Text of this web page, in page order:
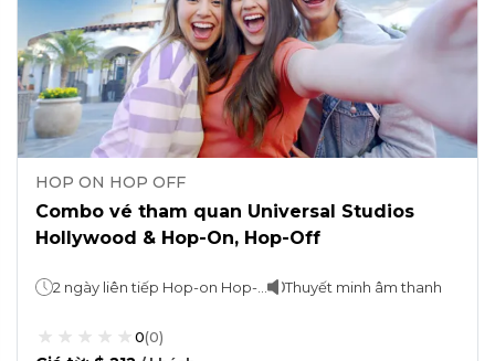
HOP ON HOP OFF
Combo vé tham quan Universal Studios
Hollywood & Hop-On, Hop-Off
Thuyết minh âm thanh
0(0)